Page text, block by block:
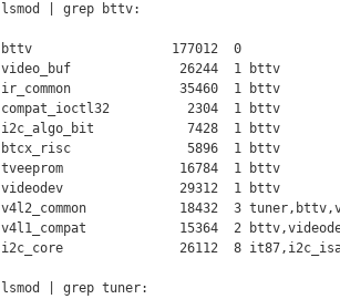
lsmod | grep bttv:
bttv                  177012  0
video_buf              26244  1 bttv
ir_common              35460  1 bttv
compat_ioctl32          2304  1 bttv
i2c_algo_bit            7428  1 bttv
btcx_risc               5896  1 bttv
tveeprom               16784  1 bttv
videodev               29312  1 bttv
v4l2_common            18432  3
v4l1_compat            15364  2
i2c_core               26112  8
lsmod | grep tuner: